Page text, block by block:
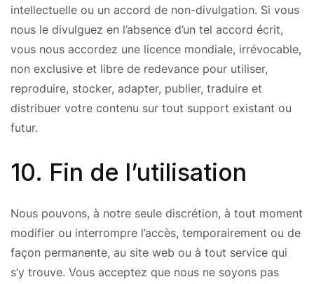
intellectuelle ou un accord de non-divulgation. Si vous
nous le divulguez en l’absence d’un tel accord écrit,
vous nous accordez une licence mondiale, irrévocable,
non exclusive et libre de redevance pour utiliser,
reproduire, stocker, adapter, publier, traduire et
distribuer votre contenu sur tout support existant ou
futur.
10. Fin de l’utilisation
Nous pouvons, à notre seule discrétion, à tout moment
modifier ou interrompre l’accès, temporairement ou de
façon permanente, au site web ou à tout service qui
s’y trouve. Vous acceptez que nous ne soyons pas